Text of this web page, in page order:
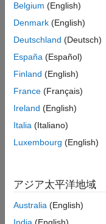
"動作"は、シミ
御するロジック
object または
"オブザーバー"
ントです。シミ
ことができます
ブザーバーは、
内にのみ存在し、
ーバーの目的は
えば、シミュレ
が速度しきい値
を検出するなど
次の表は、動作とオ
ステップ、および実
Belgium (English)
Denmark (English)
Deutschland (Deutsch)
España (Español)
Finland (English)
France (Français)
Ireland (English)
Italia (Italiano)
Luxembourg (English)
アジア太平洋地域
Australia (English)